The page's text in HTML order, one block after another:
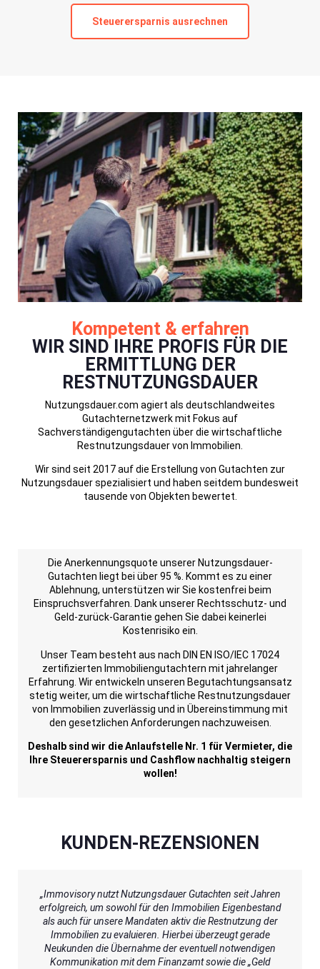
Steuerersparnis ausrechnen
Kompetent & erfahren
WIR SIND IHRE PROFIS FÜR DIE
ERMITTLUNG DER
RESTNUTZUNGSDAUER
Nutzungsdauer.com agiert als deutschlandweites
Gutachternetzwerk mit Fokus auf
Sachverständigengutachten über die wirtschaftliche
Restnutzungsdauer von Immobilien.
Wir sind seit 2017 auf die Erstellung von Gutachten zur
Nutzungsdauer spezialisiert und haben seitdem bundesweit
tausende von Objekten bewertet.
Die Anerkennungsquote unserer Nutzungsdauer-
Gutachten liegt bei über 95 %. Kommt es zu einer
Ablehnung, unterstützen wir Sie kostenfrei beim
Einspruchsverfahren. Dank unserer Rechtsschutz- und
Geld-zurück-Garantie gehen Sie dabei keinerlei
Kostenrisiko ein.
Unser Team besteht aus nach DIN EN ISO/IEC 17024
zertifizierten Immobiliengutachtern mit jahrelanger
Erfahrung. Wir entwickeln unseren Begutachtungsansatz
stetig weiter, um die wirtschaftliche Restnutzungsdauer
von Immobilien zuverlässig und in Übereinstimmung mit
den gesetzlichen Anforderungen nachzuweisen.
Deshalb sind wir die Anlaufstelle Nr. 1 für Vermieter, die
Ihre Steuerersparnis und Cashflow nachhaltig steigern
wollen!
KUNDEN-REZENSIONEN​
„Immovisory nutzt Nutzungsdauer Gutachten seit Jahren
erfolgreich, um sowohl für den Immobilien Eigenbestand
als auch für unsere Mandaten aktiv die Restnutzung der
Immobilien zu evaluieren. Hierbei überzeugt gerade
Neukunden die Übernahme der eventuell notwendigen
Kommunikation mit dem Finanzamt sowie die „Geld